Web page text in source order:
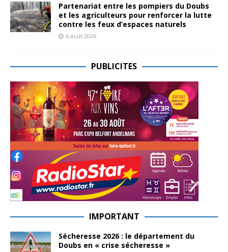
Partenariat entre les pompiers du Doubs
et les agriculteurs pour renforcer la lutte
contre les feux d’espaces naturels
6 août 2026
PUBLICITES
IMPORTANT
Sécheresse 2026 : le département du
Doubs en « crise sécheresse »